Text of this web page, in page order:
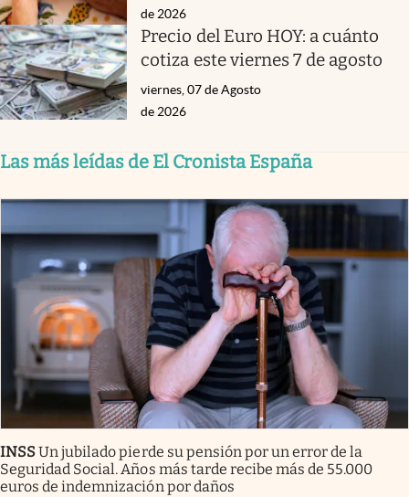
de 2026
Precio del Euro HOY: a cuánto
cotiza este viernes 7 de agosto
viernes, 07 de Agosto
de 2026
Las más leídas de El Cronista España
INSSUn jubilado pierde su pensión por un error de la
Seguridad Social. Años más tarde recibe más de 55.000
euros de indemnización por daños